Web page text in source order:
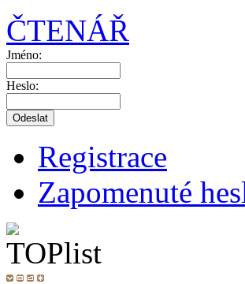
ČTENÁŘ
Jméno:
Heslo:
Registrace
Zapomenuté